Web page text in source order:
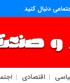
دنبال کنید
اقتصادی